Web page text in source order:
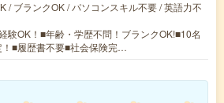
/ ブランクOK / パソコンスキル不要 / 英語力不
験OK！■年齢・学歴不問！ブランクOK!■10名
！■履歴書不要■社会保険完…